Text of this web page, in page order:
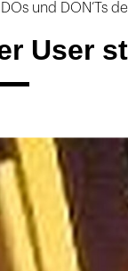
DOs und DON’Ts
User